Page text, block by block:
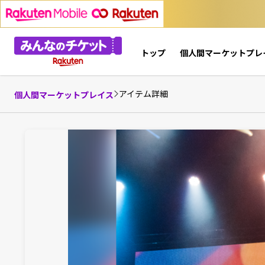
トップ 個人間マーケットプレ
個人間マーケットプレイス アイテム詳細